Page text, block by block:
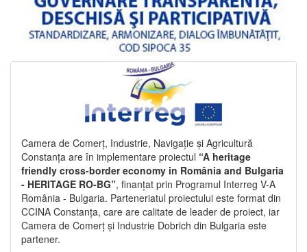
Camera de Comerț, Industrie, Navigație și Agricultură
Constanța are în implementare proiectul “A heritage
friendly cross-border economy in România and Bulgaria
- HERITAGE RO-BG”, finanțat prin Programul Interreg V-A
România - Bulgaria. Parteneriatul proiectului este format din
CCINA Constanța, care are calitate de leader de proiect, iar
Camera de Comerț și Industrie Dobrich din Bulgaria este
partener.